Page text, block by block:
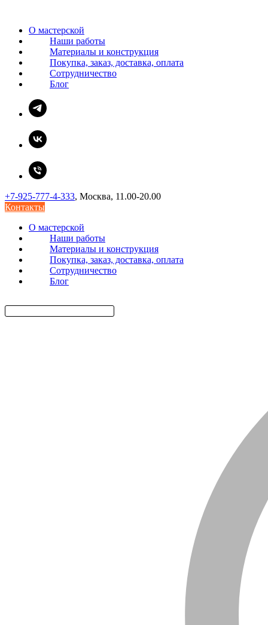
О мастерской
Наши работы
Материалы и конструкция
Покупка, заказ, доставка, оплата
Сотрудничество
Блог
+7-925-777-4-333, Москва, 11.00-20.00
Контакты
О мастерской
Наши работы
Материалы и конструкция
Покупка, заказ, доставка, оплата
Сотрудничество
Блог